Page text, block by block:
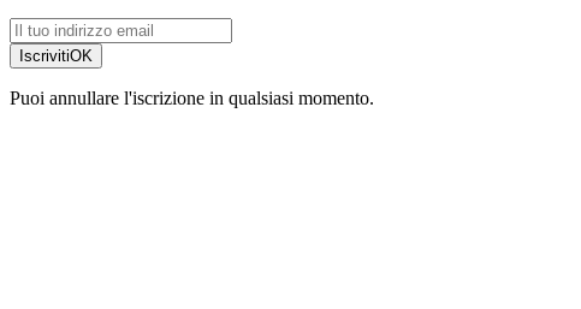
IscrivitiOK
Puoi annullare l'iscrizione in qualsiasi momento.